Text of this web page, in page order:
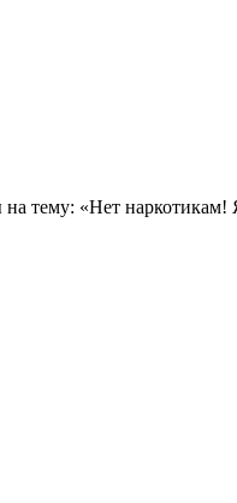
тему: «Нет